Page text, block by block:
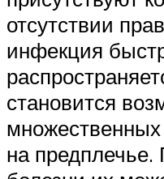
отсутствии
инфекция
становится
на предплечье.